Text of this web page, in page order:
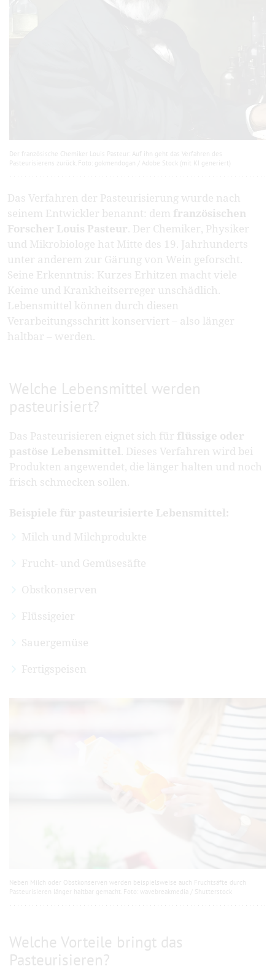
Der französische Chemiker Louis Pasteur: Auf ihn geht das Verfahren des
Pasteurisierens zurück. Foto: gokmendogan / Adobe Stock (mit KI generiert)
Das Verfahren der Pasteurisierung wurde nach
seinem Entwickler benannt: dem französischen
Forscher Louis Pasteur . Der Chemiker, Physiker
und Mikrobiologe hat Mitte des 19. Jahrhunderts
unter anderem zur Gärung von Wein geforscht.
Seine Erkenntnis: Kurzes Erhitzen macht viele
Keime und Krankheitserreger unschädlich.
Lebensmittel können durch diesen
Verarbeitungsschritt konserviert – also länger
haltbar – werden.
Welche Lebensmittel werden
pasteurisiert?
Das Pasteurisieren eignet sich für flüssige oder
pastöse Lebensmittel . Dieses Verfahren wird bei
Produkten angewendet, die länger halten und noch
frisch schmecken sollen.
Beispiele für pasteurisierte Lebensmittel:
Milch und Milchprodukte
Frucht- und Gemüsesäfte
Obstkonserven
Flüssigeier
Sauergemüse
Fertigspeisen
Neben Milch oder Obstkonserven werden beispielsweise auch Fruchtsäfte durch
Pasteurisieren länger haltbar gemacht. Foto: wavebreakmedia / Shutterstock
Welche Vorteile bringt das
Pasteurisieren?